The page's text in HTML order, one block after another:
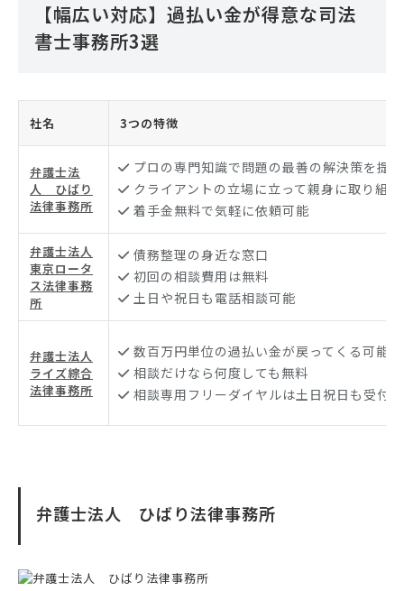
【幅広い対応】過払い金が得意な司法
書士事務所3選
社名 3つの特徴
弁護士法
人 ひばり
法律事務所
プロの専門知識で問題の最善の解決策を提示
クライアントの立場に立って親身に取り組
着手金無料で気軽に依頼可能
弁護士法人
東京ロータ
ス法律事務
所
債務整理の身近な窓口
初回の相談費用は無料
土日や祝日も電話相談可能
弁護士法人
ライズ綜合
法律事務所
数百万円単位の過払い金が戻ってくる可能性
相談だけなら何度しても無料
相談専用フリーダイヤルは土日祝日も受付
弁護士法人 ひばり法律事務所